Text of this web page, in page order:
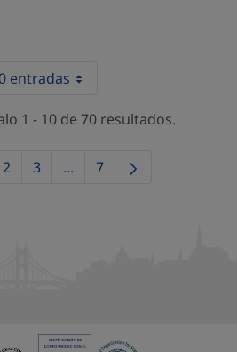
entradas
1 - 10 de 70 resultados.
Página
2 Página
3 ...Páginas intermedias
Página
7